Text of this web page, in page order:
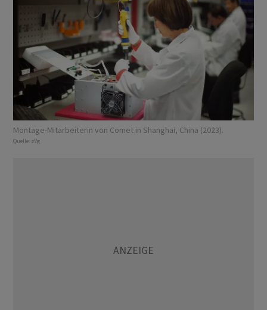
Montage-Mitarbeiterin von Comet in Shanghai, China (2023).
Quelle: zVg